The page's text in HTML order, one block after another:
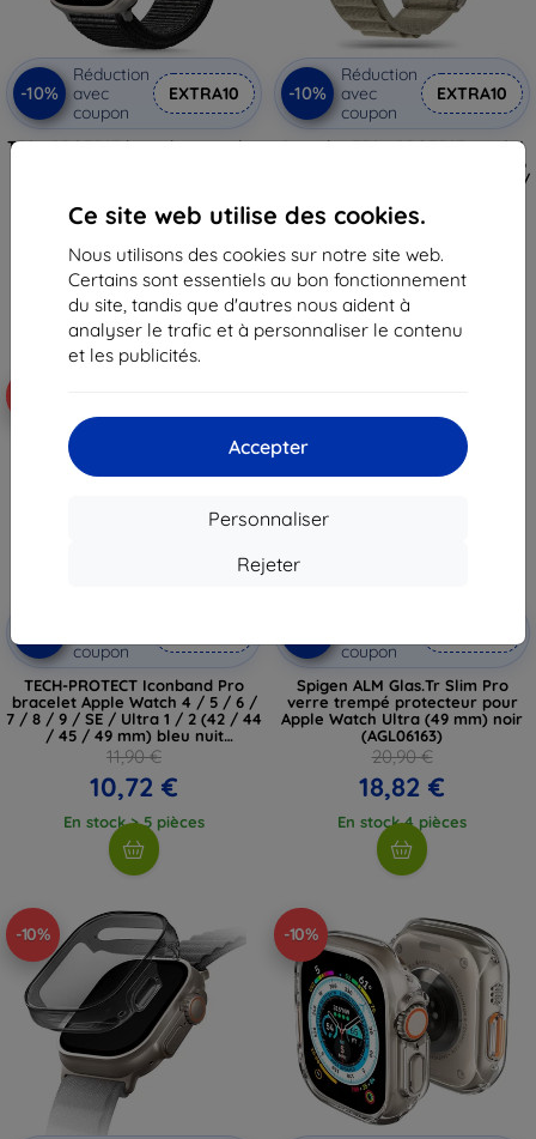
Ce site web utilise des cookies.
Nous utilisons des cookies sur notre site web.
Certains sont essentiels au bon fonctionnement
du site, tandis que d'autres nous aident à
analyser le trafic et à personnaliser le contenu
et les publicités.
Accepter
Personnaliser
Rejeter
-10%
Réduction
avec
coupon
EXTRA10
TECH-PROTECT bracelet en nylon
12,90 €
11,62 €
En stock > 5 pièces
-10%
Réduction
avec
coupon
EXTRA10
Bracelet TECH-PROTECT NYLON
PRO pour APPLE WATCH 4 / 5 / 6
/ 7 / 8 / 9 / SE / ULTRA 1 / 2 (42 /
(5906302301539)
17,90 €
16,12 €
En stock > 5 pièces
coupon
TECH-PROTECT Iconband Pro
bracelet Apple Watch 4 / 5 / 6 /
7 / 8 / 9 / SE / Ultra 1 / 2 (42 / 44
/ 45 / 49 mm) bleu nuit
(5906302310272)
11,90 €
10,72 €
En stock > 5 pièces
coupon
Spigen ALM Glas.Tr Slim Pro
verre trempé protecteur pour
Apple Watch Ultra (49 mm) noir
(AGL06163)
20,90 €
18,82 €
En stock 4 pièces
-10% -10%